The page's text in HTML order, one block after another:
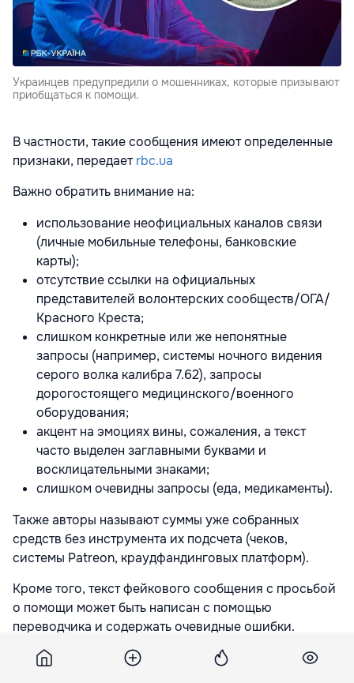
Украинцев предупредили о мошенниках, которые призывают
приобщаться к помощи.
В частности, такие сообщения имеют определенные
признаки, передаетrbc.ua
Важно обратить внимание на:
использование неофициальных каналов связи
(личные мобильные телефоны, банковские
карты);
отсутствие ссылки на официальных
представителей волонтерских сообществ/ОГА/
Красного Креста;
слишком конкретные или же непонятные
запросы (например, системы ночного видения
серого волка калибра 7.62), запросы
дорогостоящего медицинского/военного
оборудования;
акцент на эмоциях вины, сожаления, а текст
часто выделен заглавными буквами и
восклицательными знаками;
слишком очевидны запросы (еда, медикаменты).
Также авторы называют суммы уже собранных
средств без инструмента их подсчета (чеков,
системы Patreon, краудфандинговых платформ).
Кроме того, текст фейкового сообщения с просьбой
о помощи может быть написан с помощью
переводчика и содержать очевидные ошибки.
"Проверяйте данные прежде чем отправить